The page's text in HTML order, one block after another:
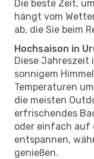
Die beste Zeit,
hängt vom
ab, die Sie beim
Hochsaison in
Diese Jahreszeit
sonnigem
Temperaturen
die meisten
erfrischendes
oder einfach auf
entspannen,
genießen.